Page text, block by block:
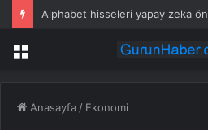
Menü
Anasayfa / Ekonomi